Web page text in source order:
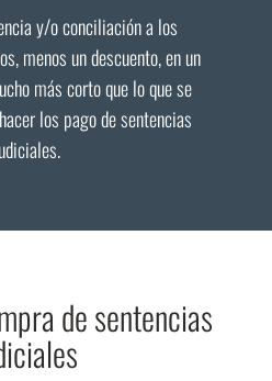
y/o conciliación a los
menos un descuento, en un
más corto que lo que se
los pago de sentencias
de sentencias